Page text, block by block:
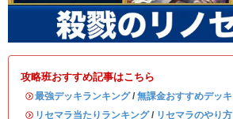
攻略班おすすめ記事はこちら
・最強デッキランキング/ 無課金おすすめデッキ
・ リセマラ当たりランキング/ リセマラのやり方